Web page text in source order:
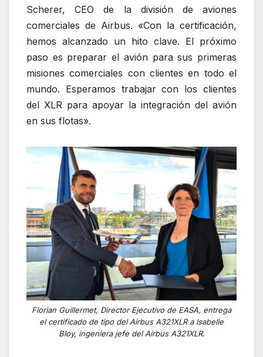
Scherer, CEO de la división de aviones
comerciales de Airbus. «Con la certificación,
hemos alcanzado un hito clave. El próximo
paso es preparar el avión para sus primeras
misiones comerciales con clientes en todo el
mundo. Esperamos trabajar con los clientes
del XLR para apoyar la integración del avión
en sus flotas».
Florian Guillermet, Director Ejecutivo de EASA, entrega
el certificado de tipo del Airbus A321XLR a Isabelle
Bloy, ingeniera jefe del Airbus A321XLR.